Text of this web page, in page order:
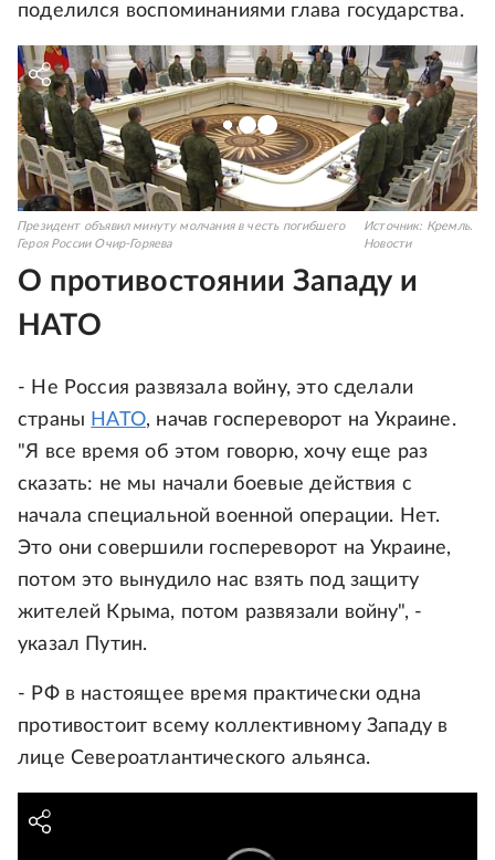
поделился воспоминаниями глава государства.
Президент объявил минуту молчания в честь погибшего
Героя России Очир-Горяева
Источник: Кремль.
Новости
О противостоянии Западу и
НАТО
- Не Россия развязала войну, это сделали
страны НАТО, начав госпереворот на Украине.
"Я все время об этом говорю, хочу еще раз
сказать: не мы начали боевые действия с
начала специальной военной операции. Нет.
Это они совершили госпереворот на Украине,
потом это вынудило нас взять под защиту
жителей Крыма, потом развязали войну", -
указал Путин.
- РФ в настоящее время практически одна
противостоит всему коллективному Западу в
лице Североатлантического альянса.